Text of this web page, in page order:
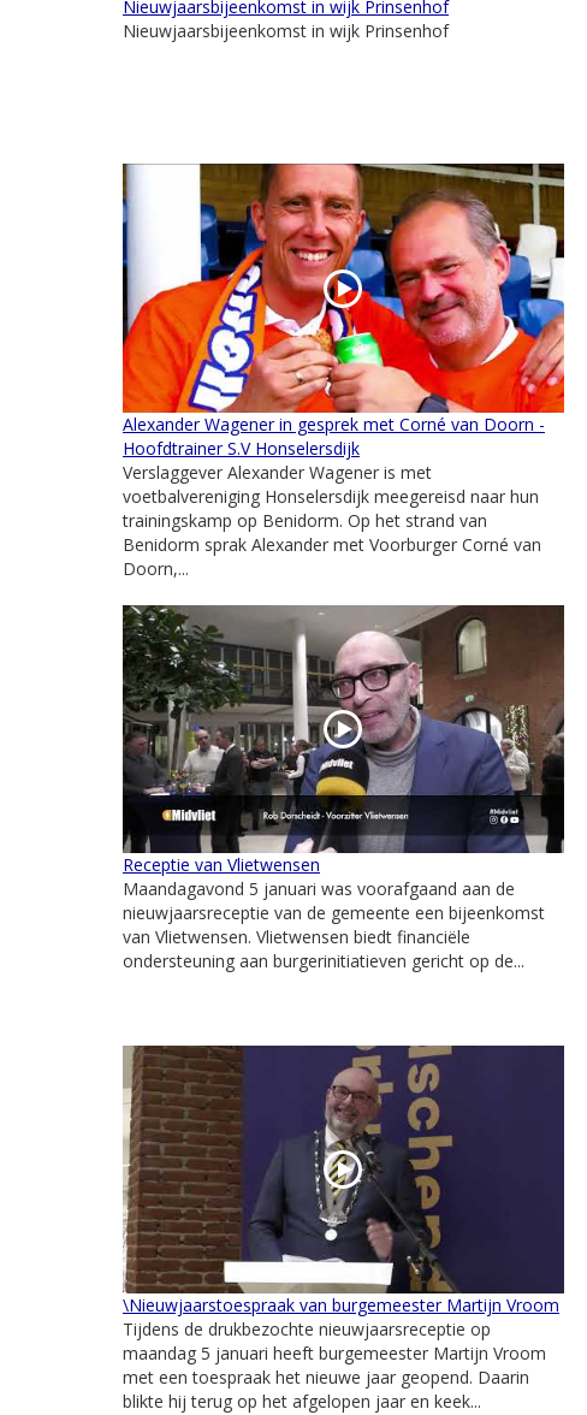
Nieuwjaarsbijeenkomst in wijk Prinsenhof
Nieuwjaarsbijeenkomst in wijk Prinsenhof
Alexander Wagener in gesprek met Corné van Doorn -
Hoofdtrainer S.V Honselersdijk
Verslaggever Alexander Wagener is met
voetbalvereniging Honselersdijk meegereisd naar hun
trainingskamp op Benidorm. Op het strand van
Benidorm sprak Alexander met Voorburger Corné van
Doorn,...
Receptie van Vlietwensen
Maandagavond 5 januari was voorafgaand aan de
nieuwjaarsreceptie van de gemeente een bijeenkomst
van Vlietwensen. Vlietwensen biedt financiële
ondersteuning aan burgerinitiatieven gericht op de...
\Nieuwjaarstoespraak van burgemeester Martijn Vroom
Tijdens de drukbezochte nieuwjaarsreceptie op
maandag 5 januari heeft burgemeester Martijn Vroom
met een toespraak het nieuwe jaar geopend. Daarin
blikte hij terug op het afgelopen jaar en keek...